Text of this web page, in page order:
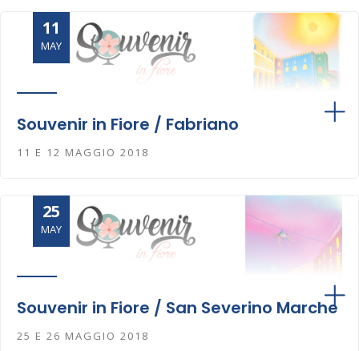
11
MAY
Souvenir in Fiore / Fabriano
11 E 12 MAGGIO 2018
25
MAY
Souvenir in Fiore / San Severino Marche
25 E 26 MAGGIO 2018